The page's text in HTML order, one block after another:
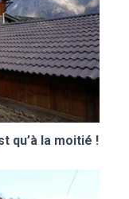
qu’à la moitié !